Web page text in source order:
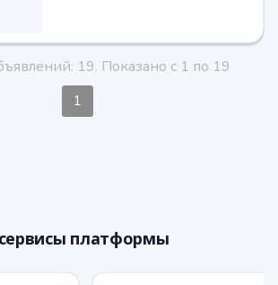
19. Показано с 1 по 19
1
платформы